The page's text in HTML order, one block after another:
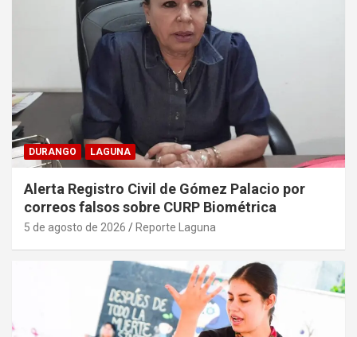
DURANGO LAGUNA
Alerta Registro Civil de Gómez Palacio por
correos falsos sobre CURP Biométrica
5 de agosto de 2026 Reporte Laguna